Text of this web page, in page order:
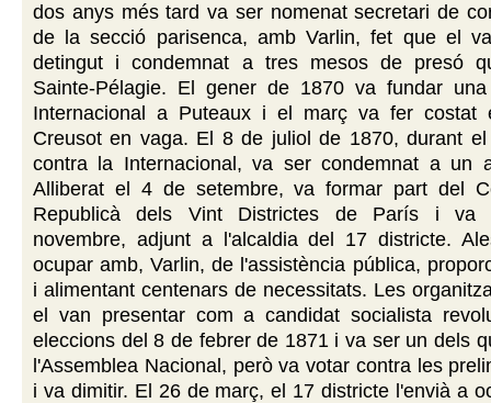
dos anys més tard va ser nomenat secretari de
de la secció parisenca, amb Varlin, fet que el
detingut i condemnat a tres mesos de presó
Sainte-Pélagie. El gener de 1870 va fundar
Internacional a Puteaux i el març va fer costat
Creusot en vaga. El 8 de juliol de 1870, durant
contra la Internacional, va ser condemnat a un
Alliberat el 4 de setembre, va formar part del
Republicà dels Vint Districtes de París i va
novembre, adjunt a l'alcaldia del 17 districte.
ocupar amb, Varlin, de l'assistència pública,
i alimentant centenars de necessitats. Les
el van presentar com a candidat socialista
eleccions del 8 de febrer de 1871 i va ser un dels
l'Assemblea Nacional, però va votar contra les
i va dimitir. El 26 de març, el 17 districte l'envià a